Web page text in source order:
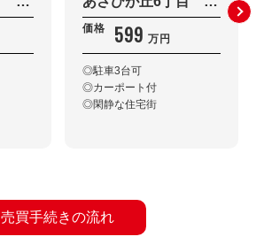
価格 599 万円
◎駐車3台可
◎カーポート付
◎閑静な住宅街
売買手続きの流れ